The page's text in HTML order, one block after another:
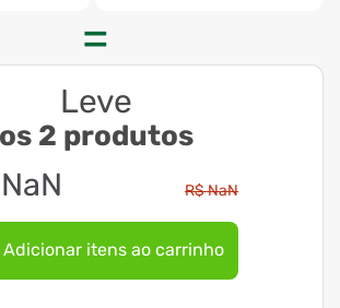
Leve
os 2 produtos
NaN R$NaN
Adicionar itens ao carrinho